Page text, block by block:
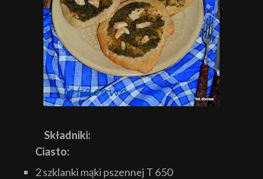
Składniki:
Ciasto:
2 szklanki mąki pszennej T 650